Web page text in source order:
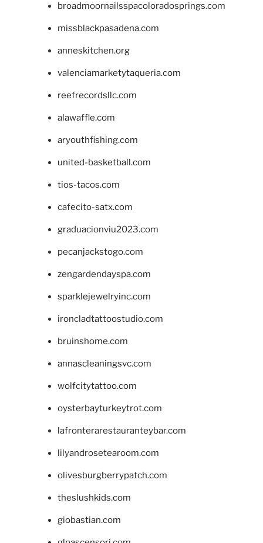
broadmoornailsspacoloradosprings.com
missblackpasadena.com
anneskitchen.org
valenciamarketytaqueria.com
reefrecordsllc.com
alawaffle.com
aryouthfishing.com
united-basketball.com
tios-tacos.com
cafecito-satx.com
graduacionviu2023.com
pecanjackstogo.com
zengardendayspa.com
sparklejewelryinc.com
ironcladtattoostudio.com
bruinshome.com
annascleaningsvc.com
wolfcitytattoo.com
oysterbayturkeytrot.com
lafronterarestauranteybar.com
lilyandrosetearoom.com
olivesburgberrypatch.com
theslushkids.com
giobastian.com